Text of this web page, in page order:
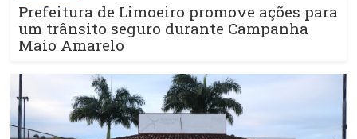
Prefeitura de Limoeiro promove ações para
um trânsito seguro durante Campanha
Maio Amarelo